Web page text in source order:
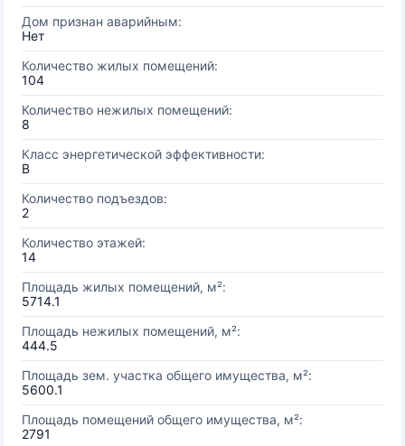
Дом признан аварийным:
Нет
Количество жилых помещений:
104
Количество нежилых помещений:
8
Класс энергетической эффективности:
B
Количество подъездов:
2
Количество этажей:
14
Площадь жилых помещений, м²:
5714.1
Площадь нежилых помещений, м²:
444.5
Площадь зем. участка общего имущества, м²:
5600.1
Площадь помещений общего имущества, м²:
2791